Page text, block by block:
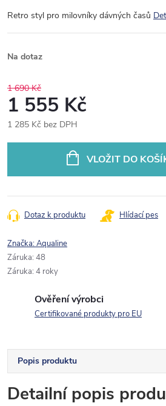
Retro styl pro milovníky dávných časů
Na dotaz
1 690 Kč
1 555 Kč
1 285 Kč bez DPH
VLOŽIT DO
Dotaz k produktu Hlídací pes
Značka:Aqualine
Záruka: 48
Záruka: 4 roky
Ověření výrobci
Certifikované produkty pro EU
Popis produktu
Detailní popis